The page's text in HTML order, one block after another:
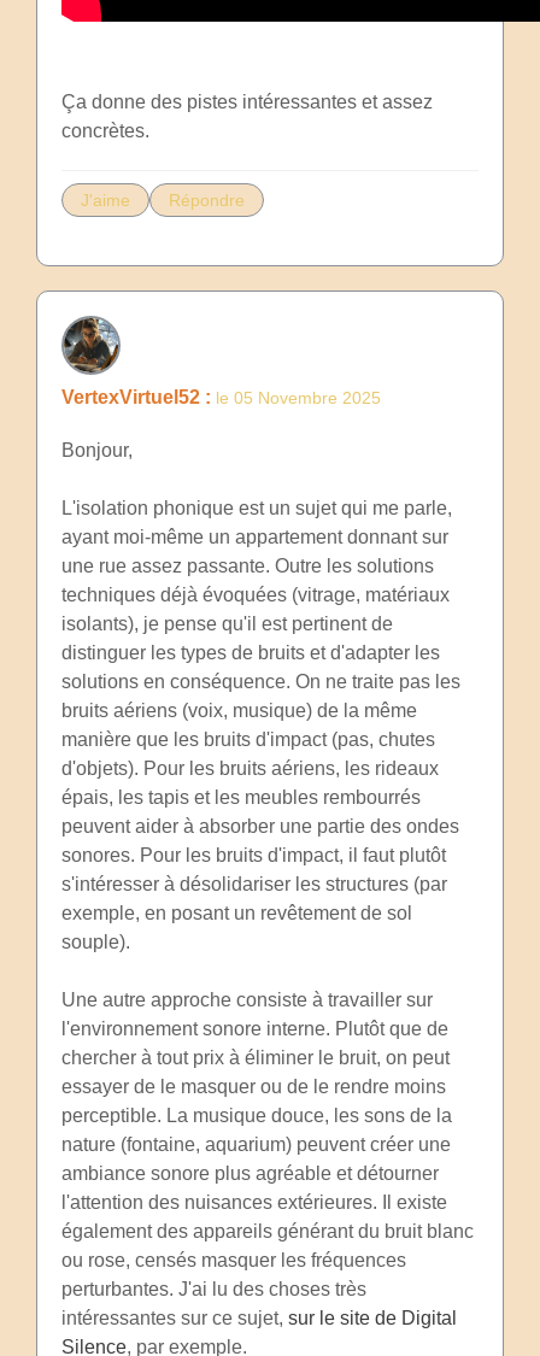
Ça donne des pistes intéressantes et assez
concrètes.
J'aime Répondre
VertexVirtuel52 : le 05 Novembre 2025
Bonjour,
L'isolation phonique est un sujet qui me parle,
ayant moi-même un appartement donnant sur
une rue assez passante. Outre les solutions
techniques déjà évoquées (vitrage, matériaux
isolants), je pense qu'il est pertinent de
distinguer les types de bruits et d'adapter les
solutions en conséquence. On ne traite pas les
bruits aériens (voix, musique) de la même
manière que les bruits d'impact (pas, chutes
d'objets). Pour les bruits aériens, les rideaux
épais, les tapis et les meubles rembourrés
peuvent aider à absorber une partie des ondes
sonores. Pour les bruits d'impact, il faut plutôt
s'intéresser à désolidariser les structures (par
exemple, en posant un revêtement de sol
souple).
Une autre approche consiste à travailler sur
l'environnement sonore interne. Plutôt que de
chercher à tout prix à éliminer le bruit, on peut
essayer de le masquer ou de le rendre moins
perceptible. La musique douce, les sons de la
nature (fontaine, aquarium) peuvent créer une
ambiance sonore plus agréable et détourner
l'attention des nuisances extérieures. Il existe
également des appareils générant du bruit blanc
ou rose, censés masquer les fréquences
perturbantes. J'ai lu des choses très
intéressantes sur ce sujet, sur le site de Digital
Silence, par exemple.